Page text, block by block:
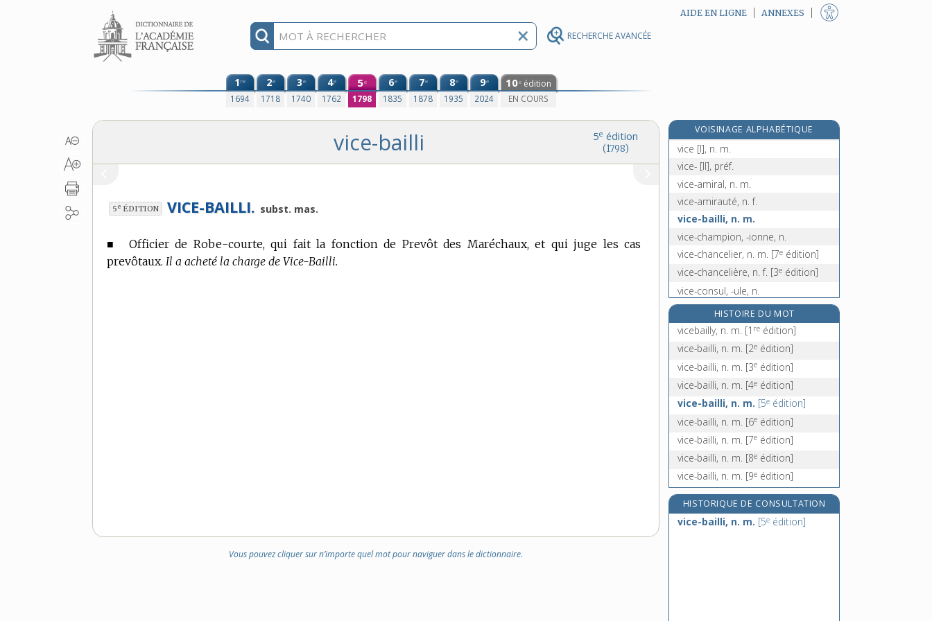
RECHERCHE AVANCÉE
Aller au contenu AIDE EN LIGNE ANNEXES
1re
1694
2e
1718
3e
1740
4e
1762
5e
1798
6e
1835
7e
1878
8e
1935
9e
2024
10e édition
EN COURS
5e édition
(1798)
vice-bailli
5e ÉDITION VICE-BAILLI. subst. mas.
■ Officier de Robe-courte, qui fait la fonction de Prevôt des Maréchaux, et qui juge les cas
prevôtaux. Il a acheté la charge de Vice-Bailli.
Vous pouvez cliquer sur n’importe quel mot pour naviguer dans le dictionnaire.
VOISINAGE ALPHABÉTIQUE
vicarier, v. intr.[7eédition]
vice [I], n. m.
vice- [II], préf.
vice-amiral, n. m.
vice-amirauté, n. f.
vice-bailli, n. m.
vice-champion, -ionne, n.
vice-chancelier, n. m. [7e édition]
vice-chancelière, n. f. [3e édition]
vice-consul, -ule, n.
vice-consulat, n. m.
vice-gérant, n. m.[7eédition]
vice-gérent, n. m.[7 édition]
vicelard, -arde, adj.
vice-légat, n. m.
HISTOIRE DU MOT
vicebailly, n. m. [1 re édition]
vice-bailli, n. m. [2e édition]
vice-bailli, n. m. [3e édition]
vice-bailli, n. m. [4e édition]
vice-bailli, n. m. [5e édition]
vice-bailli, n. m. [6e édition]
vice-bailli, n. m. [7e édition]
vice-bailli, n. m. [8e édition]
vice-bailli, n. m. [9e édition]
HISTORIQUE DE CONSULTATION
vice-bailli, n. m. [5e édition]